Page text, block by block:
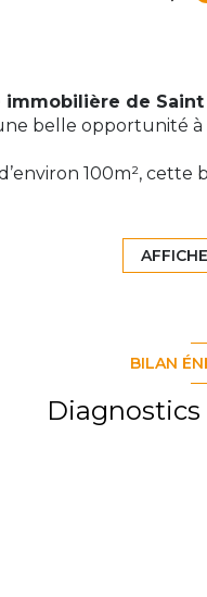
immobilière de
belle opportunité à
100m²,
se compose d’une
et
bénéficie d’une
l’ile complète le tout.
services.).
voies (15 minutes).
BILAN